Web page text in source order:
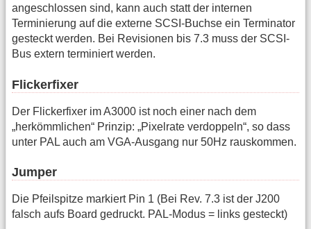
angeschlossen sind, kann auch statt der internen
Terminierung auf die externe SCSI-Buchse ein Terminator
gesteckt werden. Bei Revisionen bis 7.3 muss der SCSI-
Bus extern terminiert werden.
Flickerfixer
Der Flickerfixer im A3000 ist noch einer nach dem
„herkömmlichen“ Prinzip: „Pixelrate verdoppeln“, so dass
unter PAL auch am VGA-Ausgang nur 50Hz rauskommen.
Jumper
Die Pfeilspitze markiert Pin 1 (Bei Rev. 7.3 ist der J200
falsch aufs Board gedruckt. PAL-Modus = links gesteckt)